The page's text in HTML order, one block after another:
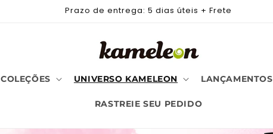
Prazo de entrega: 5 dias úteis + Frete
COLEÇÕES UNIVERSO KAMELEON LANÇAMENTOS
RASTREIE SEU PEDIDO